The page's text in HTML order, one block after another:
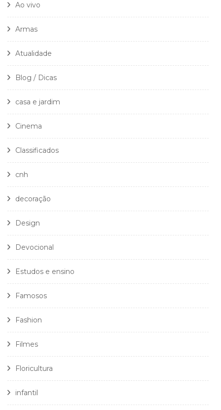
Ao vivo
Armas
Atualidade
Blog / Dicas
casa e jardim
Cinema
Classificados
cnh
decoração
Design
Devocional
Estudos e ensino
Famosos
Fashion
Filmes
Floricultura
infantil